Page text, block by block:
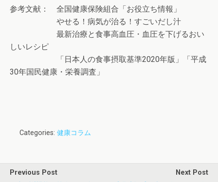
参考文献： 全国健康保険組合「お役立ち情報」
やせる！病気が治る！すごいだし汁
最新治療と食事高血圧・血圧を下げるおい
しいレシピ
「日本人の食事摂取基準2020年版」「平成
30年国民健康・栄養調査」
Categories: 健康コラム
Previous Post
Next Post